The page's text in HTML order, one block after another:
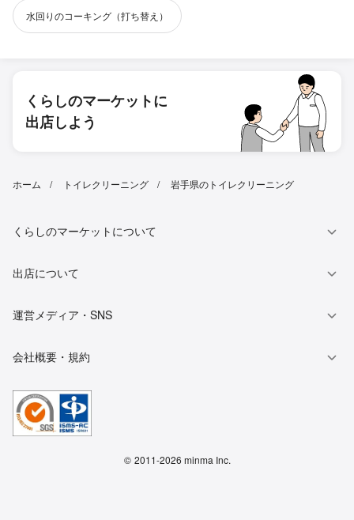
水回りのコーキング（打ち替え）
くらしのマーケットに
出店しよう
ホーム トイレクリーニング 岩手県のトイレクリーニング
くらしのマーケットについて
出店について
運営メディア・SNS
会社概要・規約
© 2011-2026 minma Inc.